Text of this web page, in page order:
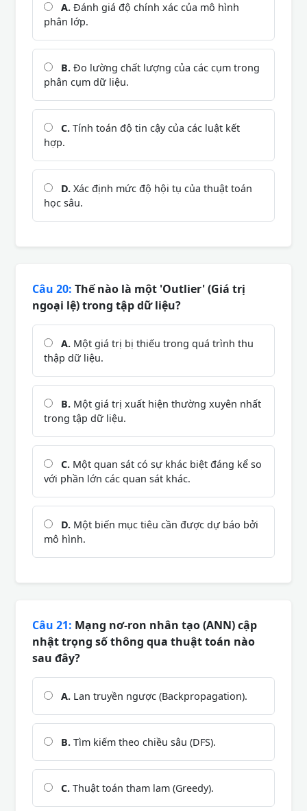
A. Đánh giá độ chính xác của mô hình
phân lớp.
B. Đo lường chất lượng của các cụm trong
phân cụm dữ liệu.
C. Tính toán độ tin cậy của các luật kết
hợp.
D. Xác định mức độ hội tụ của thuật toán
học sâu.
Câu 20: Thế nào là một 'Outlier' (Giá trị
ngoại lệ) trong tập dữ liệu?
A. Một giá trị bị thiếu trong quá trình thu
thập dữ liệu.
B. Một giá trị xuất hiện thường xuyên nhất
trong tập dữ liệu.
C. Một quan sát có sự khác biệt đáng kể so
với phần lớn các quan sát khác.
D. Một biến mục tiêu cần được dự báo bởi
mô hình.
Câu 21: Mạng nơ-ron nhân tạo (ANN) cập
nhật trọng số thông qua thuật toán nào
sau đây?
A. Lan truyền ngược (Backpropagation).
B. Tìm kiếm theo chiều sâu (DFS).
C. Thuật toán tham lam (Greedy).